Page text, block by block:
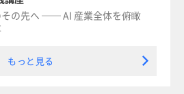
その先へ ── AI 産業全体を俯瞰
もっと見る